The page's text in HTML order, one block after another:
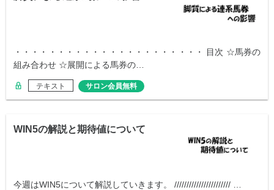
・・・・・・・・・・・・・・・・・・・・・・ 目次 ☆馬券の
組み合わせ ☆展開による馬券の…
テキスト サロン会員無料
WIN5の解説と期待値について
今週はWIN5について解説していきます。 /////////////////////// …